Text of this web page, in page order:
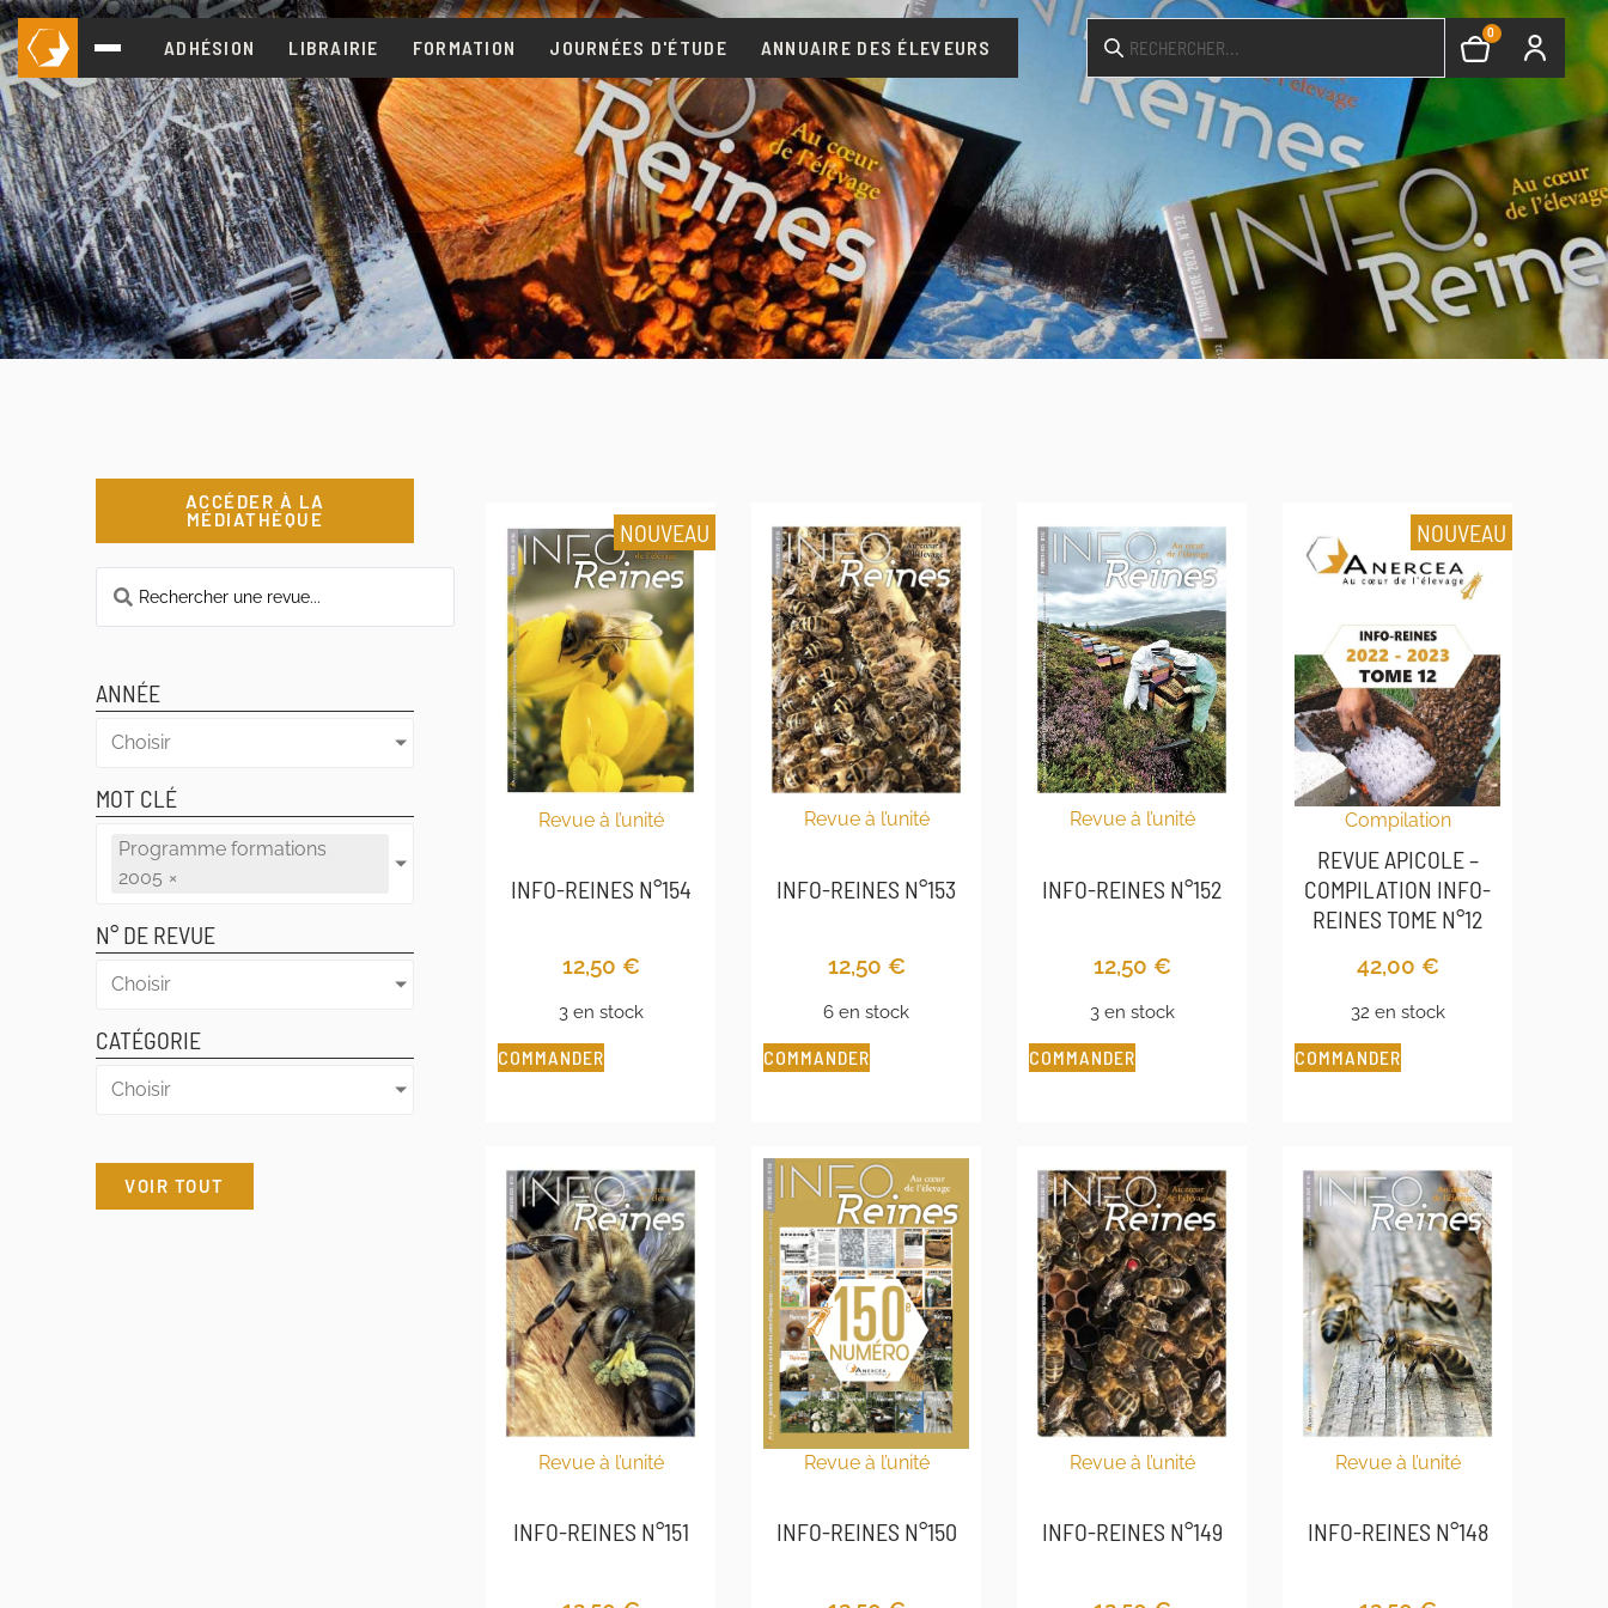
ADHÉSION LIBRAIRIE FORMATION JOURNÉES D'ÉTUDE ANNUAIRE DES ÉLEVEURS
0
ACCÉDER À LA
MÉDIATHÈQUE
ANNÉE
Choisir
MOT CLÉ
Programme formations
2005 ×
N° DE REVUE
Choisir
CATÉGORIE
Choisir
VOIR TOUT
NOUVEAU
Revue à l’unité
INFO-REINES N°154
12,50 €
3 en stock
COMMANDER
Revue à l’unité
INFO-REINES N°153
12,50 €
6 en stock
COMMANDER
Revue à l’unité
INFO-REINES N°152
12,50 €
3 en stock
COMMANDER
NOUVEAU
Compilation
REVUE APICOLE –
COMPILATION INFO-
REINES TOME N°12
42,00 €
32 en stock
COMMANDER
Revue à l’unité
INFO-REINES N°151
Revue à l’unité
INFO-REINES N°150
Revue à l’unité
INFO-REINES N°149
Revue à l’unité
INFO-REINES N°148